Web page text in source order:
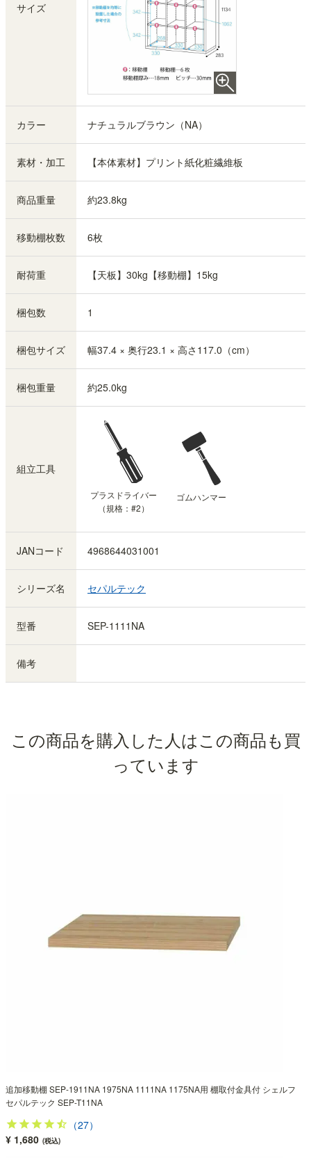
サイズ
カラー ナチュラルブラウン（NA）
素材・加工 【本体素材】プリント紙化粧繊維板
商品重量 約23.8kg
移動棚枚数 6枚
耐荷重 【天板】30kg【移動棚】15kg
梱包数 1
梱包サイズ 幅37.4 × 奥行23.1 × 高さ117.0（cm）
梱包重量 約25.0kg
組立工具
プラスドライバー
（規格：#2）
ゴムハンマー
JANコード 4968644031001
シリーズ名 セパルテック
型番 SEP-1111NA
備考
この商品を購入した人はこの商品も買
っています
追加移動棚 SEP-1911NA 1975NA 1111NA 1175NA用 棚取付金具付 シェルフ
セパルテック SEP-T11NA
（27）
¥ 1,680 (税込)